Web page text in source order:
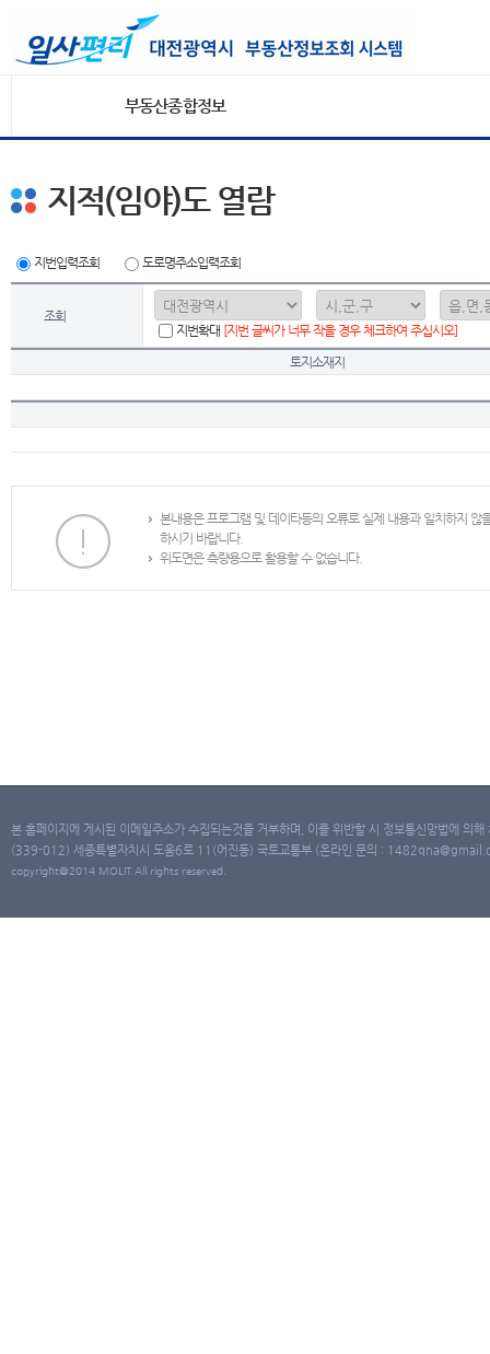
부동산종합정보
지적(임야)도 열람
지번입력조회 도로명주소입력조회
조회
지번확대 [지번 글씨가 너무 작을 경우 체크하여 주십시오]
토지소재지
본내용은 프로그램 및 데이타등의 오류로 실제 내용과 일치하지
하시기 바랍니다.
위도면은 측량용으로 활용할 수 없습니다.
본 홈페이지에 게시된 이메일주소가 수집되는것을 거부하며, 이를 위반할 시 정보통신망법에 의
(339-012) 세종특별자치시 도움6로 11(어진동) 국토교통부 (온라인 문의 :
copyright@2014 MOLIT All rights reserved.